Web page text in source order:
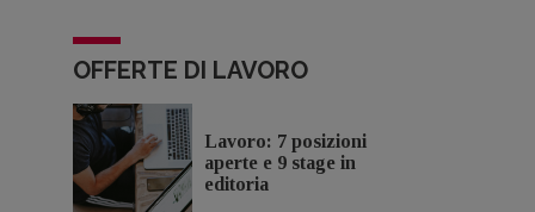
OFFERTE DI LAVORO
Lavoro: 7 posizioni
aperte e 9 stage in
editoria